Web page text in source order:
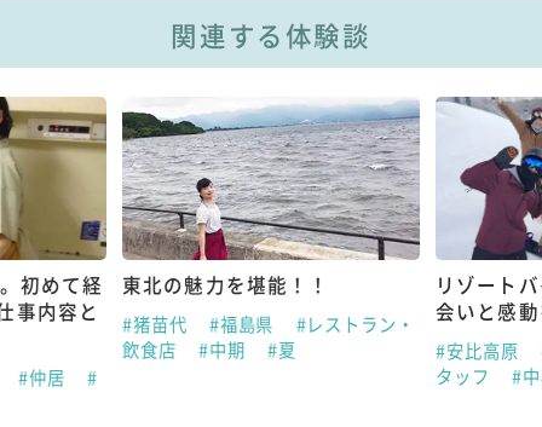
関連する体験談
初めて経
事内容と
#仲居 #
東北の魅力を堪能！！
#猪苗代 #福島県
#レストラン・
飲食店
#中期 #夏
リゾート
会いと感
#安比高原
タッフ
#